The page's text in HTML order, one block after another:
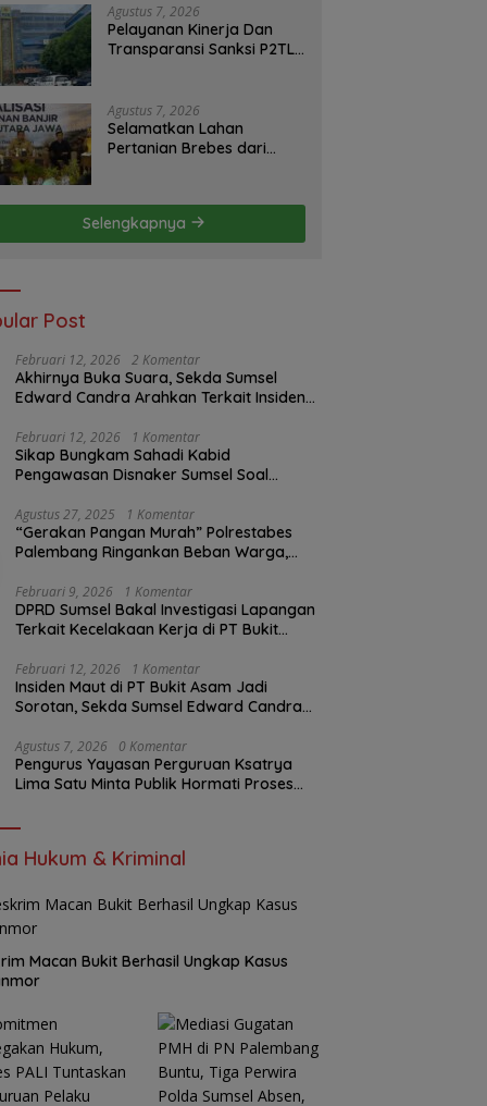
Agustus 7, 2026
Pelayanan Kinerja Dan
Transparansi Sanksi P2TL
S2JB Terkesan Tutup Mata
Agustus 7, 2026
Selamatkan Lahan
Pertanian Brebes dari
Selengkapnya
Post
Februari 12, 2026 2 Komentar
Akhirnya Buka Suara, Sekda Sumsel
Edward Candra Arahkan Terkait Insiden
Februari 12, 2026 1 Komentar
Sikap Bungkam Sahadi Kabid
Pengawasan Disnaker Sumsel Soal
Pengawasan K3?
Agustus 27, 2025 1 Komentar
“Gerakan Pangan Murah” Polrestabes
Palembang Ringankan Beban Warga,
Februari 9, 2026 1 Komentar
DPRD Sumsel Bakal Investigasi Lapangan
Terkait Kecelakaan Kerja di PT Bukit
Februari 12, 2026 1 Komentar
Insiden Maut di PT Bukit Asam Jadi
Sorotan, Sekda Sumsel Edward Candra
Agustus 7, 2026 0 Komentar
Pengurus Yayasan Perguruan Ksatrya
Lima Satu Minta Publik Hormati Proses
Hukum & Kriminal
Macan Bukit Berhasil Ungkap Kasus